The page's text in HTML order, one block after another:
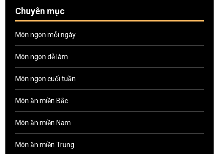
Chuyên mục
Món ngon mỗi ngày
Món ngon dễ làm
Món ngon cuối tuần
Món ăn miền Bắc
Món ăn miền Nam
Món ăn miền Trung